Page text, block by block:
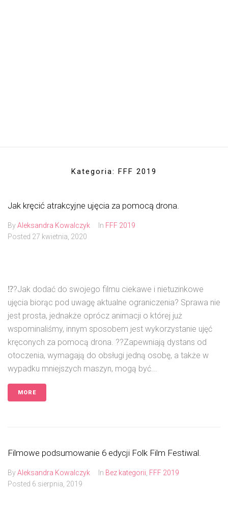
Kategoria: FFF 2019
Jak kręcić atrakcyjne ujęcia za pomocą drona.
ByAleksandra Kowalczyk In FFF 2019
Posted 27 kwietnia, 2020
⁉️?Jak dodać do swojego filmu ciekawe i nietuzinkowe
ujęcia biorąc pod uwagę aktualne ograniczenia? Sprawa nie
jest prosta, jednakże oprócz animacji o której już
wspominaliśmy, innym sposobem jest wykorzystanie ujęć
kręconych za pomocą drona. ??Zapewniają dystans od
otoczenia, wymagają do obsługi jedną osobę, a także w
wypadku mniejszych maszyn, mogą być...
MORE
Filmowe podsumowanie 6 edycji Folk Film Festiwal.
ByAleksandra Kowalczyk In Bez kategorii FFF 2019
Posted 6 sierpnia, 2019